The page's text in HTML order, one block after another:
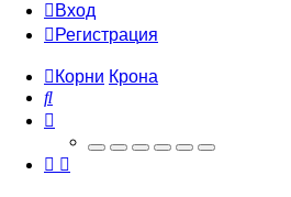
Вход
Регистрация
Корни Крона
Поиск